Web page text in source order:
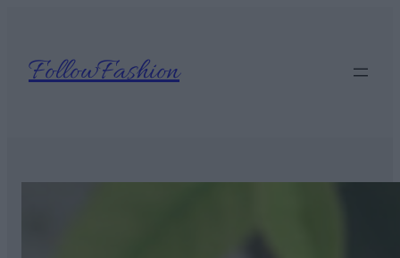
tartalomhoz
FollowFashion